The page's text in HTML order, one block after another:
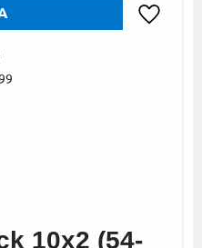
10x2 (54-